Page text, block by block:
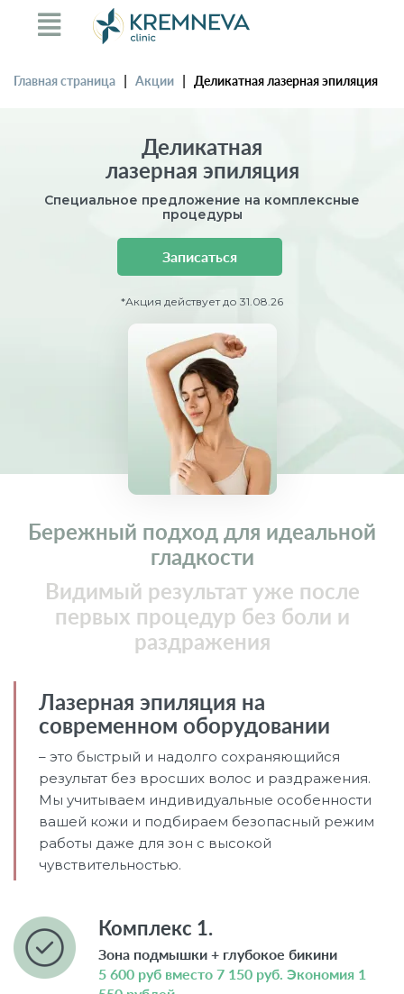
Главная страница | Акции | Деликатная лазерная эпиляция
Деликатная
лазерная эпиляция
Специальное предложение на комплексные
процедуры
Записаться
*Акция действует до 31.08.26
Бережный подход для идеальной
гладкости
Видимый результат уже после
первых процедур без боли и
раздражения
Лазерная эпиляция на
современном оборудовании
– это быстрый и надолго сохраняющийся
результат без вросших волос и раздражения.
Мы учитываем индивидуальные особенности
вашей кожи и подбираем безопасный режим
работы даже для зон с высокой
чувствительностью.
Комплекс 1.
Зона подмышки + глубокое бикини
5 600 руб вместо 7 150 руб. Экономия 1